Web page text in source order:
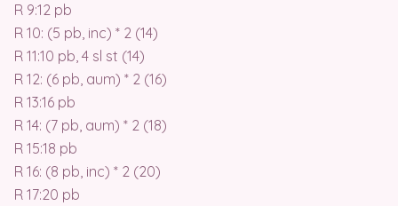
R 9:12 pb
R 10: (5 pb, inc) * 2 (14)
R 11:10 pb, 4 sl st (14)
R 12: (6 pb, aum) * 2 (16)
R 13:16 pb
R 14: (7 pb, aum) * 2 (18)
R 15:18 pb
R 16: (8 pb, inc) * 2 (20)
R 17:20 pb